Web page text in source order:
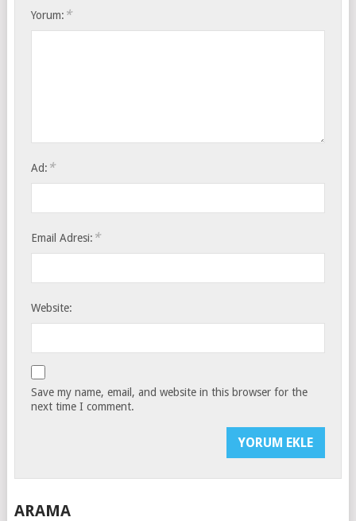
Yorum: *
Ad: *
Email Adresi: *
Website:
Save my name, email, and website in this browser for the
next time I comment.
ARAMA